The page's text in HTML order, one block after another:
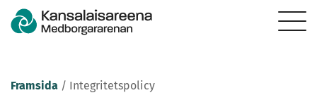
Framsida / Integritetspolicy